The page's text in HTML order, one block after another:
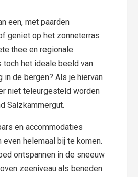
een, met paarden
geniet op het zonneterras
thee en regionale
toch het ideale beeld van
in de bergen? Als je hiervan
niet teleurgesteld worden
Salzkammergut.
en accommodaties
even helemaal bij te komen.
ontspannen in de sneeuw
zeeniveau als beneden